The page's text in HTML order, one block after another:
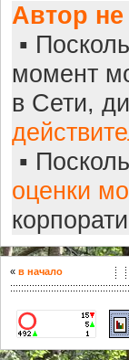
Автор
▪
момент
в Сети,
▪
оценки
« в начало